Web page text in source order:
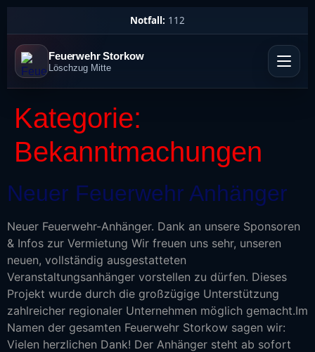
Notfall: 112
Feuerwehr Storkow
Löschzug Mitte
Kategorie:
Bekanntmachungen
Neuer Feuerwehr Anhänger
Neuer Feuerwehr-Anhänger. Dank an unsere Sponsoren
& Infos zur Vermietung Wir freuen uns sehr, unseren
neuen, vollständig ausgestatteten
Veranstaltungsanhänger vorstellen zu dürfen. Dieses
Projekt wurde durch die großzügige Unterstützung
zahlreicher regionaler Unternehmen möglich gemacht.Im
Namen der gesamten Feuerwehr Storkow sagen wir:
Vielen herzlichen Dank! Der Anhänger steht ab sofort